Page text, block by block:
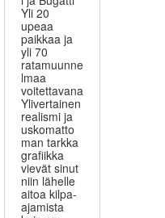
Yli 20
upeaa
paikkaa ja
yli 70
ratamuunne
lmaa
voitettavana
Ylivertainen
realismi ja
uskomatto
man tarkka
grafiikka
vievät sinut
niin lähelle
aitoa kilpa-
ajamista